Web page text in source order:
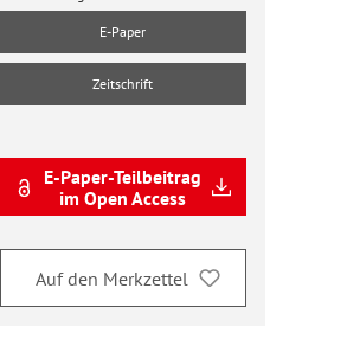
E-Paper
Zeitschrift
E-Paper-Teilbeitrag
im Open Access
Auf den Merkzettel